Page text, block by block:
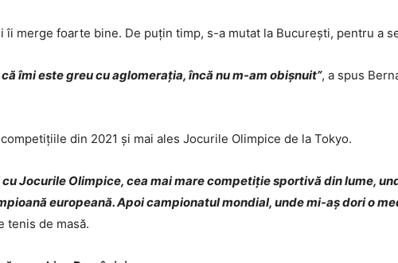
merge foarte bine. De puțin timp, s-a mutat la București, pentru a
îmi este greu cu aglomerația, încă nu m-am obișnuit”, a spus
din 2021 și mai ales Jocurile Olimpice de la Tokyo.
cu Jocurile Olimpice, cea mai mare competiție sportivă din lume,
europeană. Apoi campionatul mondial, unde mi-aș dori o
tenis de masă.